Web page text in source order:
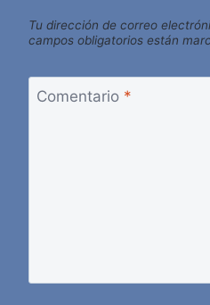
Tu dirección de correo
campos obligatorios están
Comentario *